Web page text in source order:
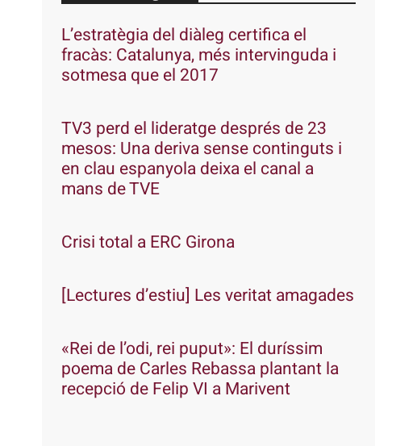
L’estratègia del diàleg certifica el
fracàs: Catalunya, més intervinguda i
sotmesa que el 2017
TV3 perd el lideratge després de 23
mesos: Una deriva sense continguts i
en clau espanyola deixa el canal a
mans de TVE
Crisi total a ERC Girona
[Lectures d’estiu] Les veritat amagades
«Rei de l’odi, rei puput»: El duríssim
poema de Carles Rebassa plantant la
recepció de Felip VI a Marivent